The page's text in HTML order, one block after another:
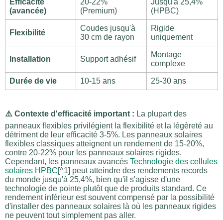
(avancée)
(Premium)
(HPBC)
Flexibilité
Coudes jusqu'à
30 cm de rayon
Rigide
uniquement
Installation Support adhésif
Montage
complexe
Durée de vie 10-15 ans 25-30 ans
⚠️ Contexte d'efficacité important : La plupart des
panneaux flexibles privilégient la flexibilité et la légèreté au
détriment de leur efficacité 3-5%. Les panneaux solaires
flexibles classiques atteignent un rendement de 15-20%,
contre 20-22% pour les panneaux solaires rigides.
Cependant, les panneaux avancés Technologie des cellules
solaires HPBC[^1] peut atteindre des rendements records
du monde jusqu'à 25,4%, bien qu'il s'agisse d'une
technologie de pointe plutôt que de produits standard. Ce
rendement inférieur est souvent compensé par la possibilité
d'installer des panneaux solaires là où les panneaux rigides
ne peuvent tout simplement pas aller.